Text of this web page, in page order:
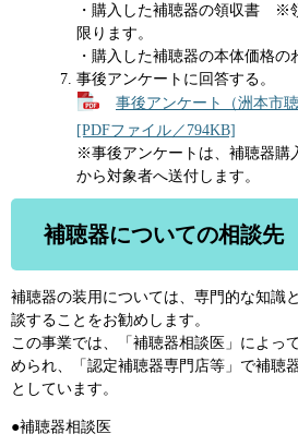
・購入した補聴器の領収書 ※
限ります。
・購入した補聴器の本体価格の
事後アンケートに回答する。
事後アンケート（洲本市
[PDFファイル／794KB]
※事後アンケートは、補聴器購
から対象者へ送付します。
補聴器についての相談先
補聴器の装用については、専門的な知識
談することをお勧めします。
この事業では、「補聴器相談医」によっ
められ、「認定補聴器専門店等」で補聴
としています。
●補聴器相談医